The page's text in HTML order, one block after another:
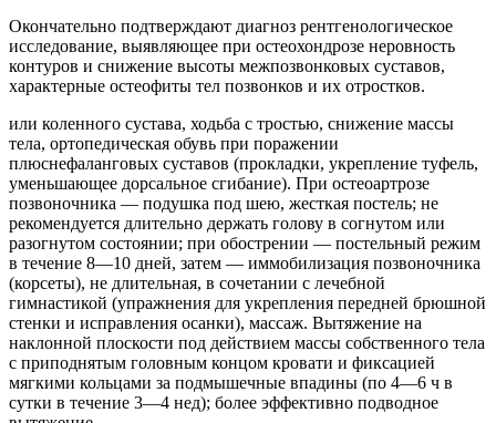
Окончательно подтверждают диагноз рентгенологическое
исследование, выявляющее при остеохондрозе неровность
контуров и снижение высоты межпозвонковых суставов,
характерные остеофиты тел позвонков и их отростков.
или коленного сустава, ходьба с тростью, снижение массы
тела, ортопедическая обувь при поражении
плюснефаланговых суставов (прокладки, укрепление туфель,
уменьшающее дорсальное сгибание). При остеоартрозе
позвоночника — подушка под шею, жесткая постель; не
рекомендуется длительно держать голову в согнутом или
разогнутом состоянии; при обострении — постельный режим
в течение 8—10 дней, затем — иммобилизация позвоночника
(корсеты), не длительная, в сочетании с лечебной
гимнастикой (упражнения для укрепления передней брюшной
стенки и исправления осанки), массаж. Вытяжение на
наклонной плоскости под действием массы собственного тела
с приподнятым головным концом кровати и фиксацией
мягкими кольцами за подмышечные впадины (по 4—6 ч в
сутки в течение 3—4 нед); более эффективно подводное